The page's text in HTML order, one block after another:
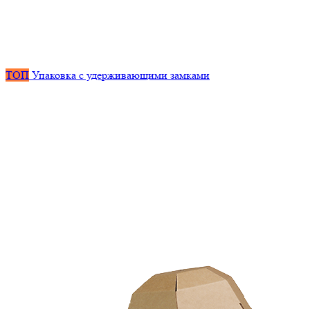
ТОП Упаковка с удерживающими замками